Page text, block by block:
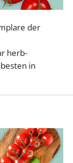
der
herb-
in